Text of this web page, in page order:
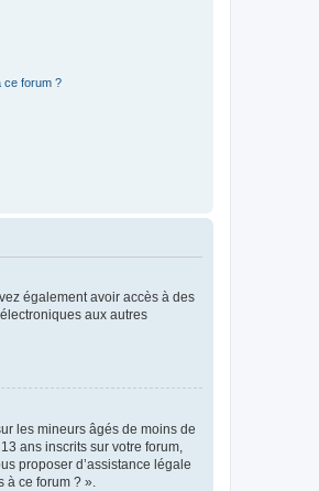
ce forum ?
également avoir accès à des
aux autres
les mineurs âgés de moins de
ans inscrits sur votre forum,
proposer d’assistance légale
ce forum ? ».